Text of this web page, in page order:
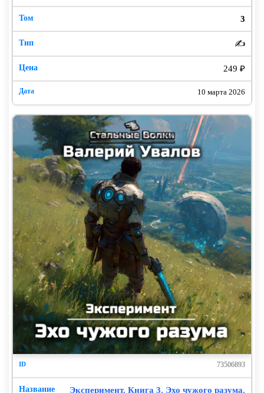
3
✍️
249 ₽
10 марта 2026
73506893
Эксперимент. Книга 3. Эхо чужого разума.